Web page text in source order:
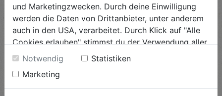
Wassermelonen-Pizza
Schwierigkeit
und Marketingzwecken. Durch deine Einwilligung
werden die Daten von Drittanbieter, unter anderem
auch in den USA, verarbeitet. Durch Klick auf "Alle
Cookies erlauben" stimmst du der Verwendung aller
Cookies zu. Unter "Details anzeigen" findest du alle
Infos zu den unterschiedlichen Cookies, du kannst
auch entscheiden, welche Cookies du erlauben
möchtest.
Notwendig
Statistiken
Marketing